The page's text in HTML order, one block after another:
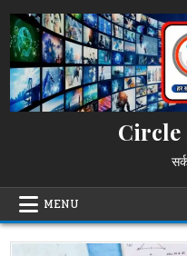
to
content
Circle
MENU